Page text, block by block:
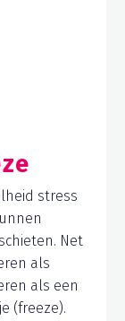
stress
Net
als
als een
(freeze).